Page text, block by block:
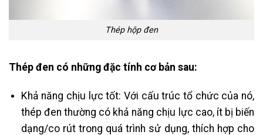
Thép hộp đen
Thép đen có những đặc tính cơ bản sau:
Khả năng chịu lực tốt: Với cấu trúc tổ chức của nó,
thép đen thường có khả năng chịu lực cao, ít bị biến
dạng/co rút trong quá trình sử dụng, thích hợp cho